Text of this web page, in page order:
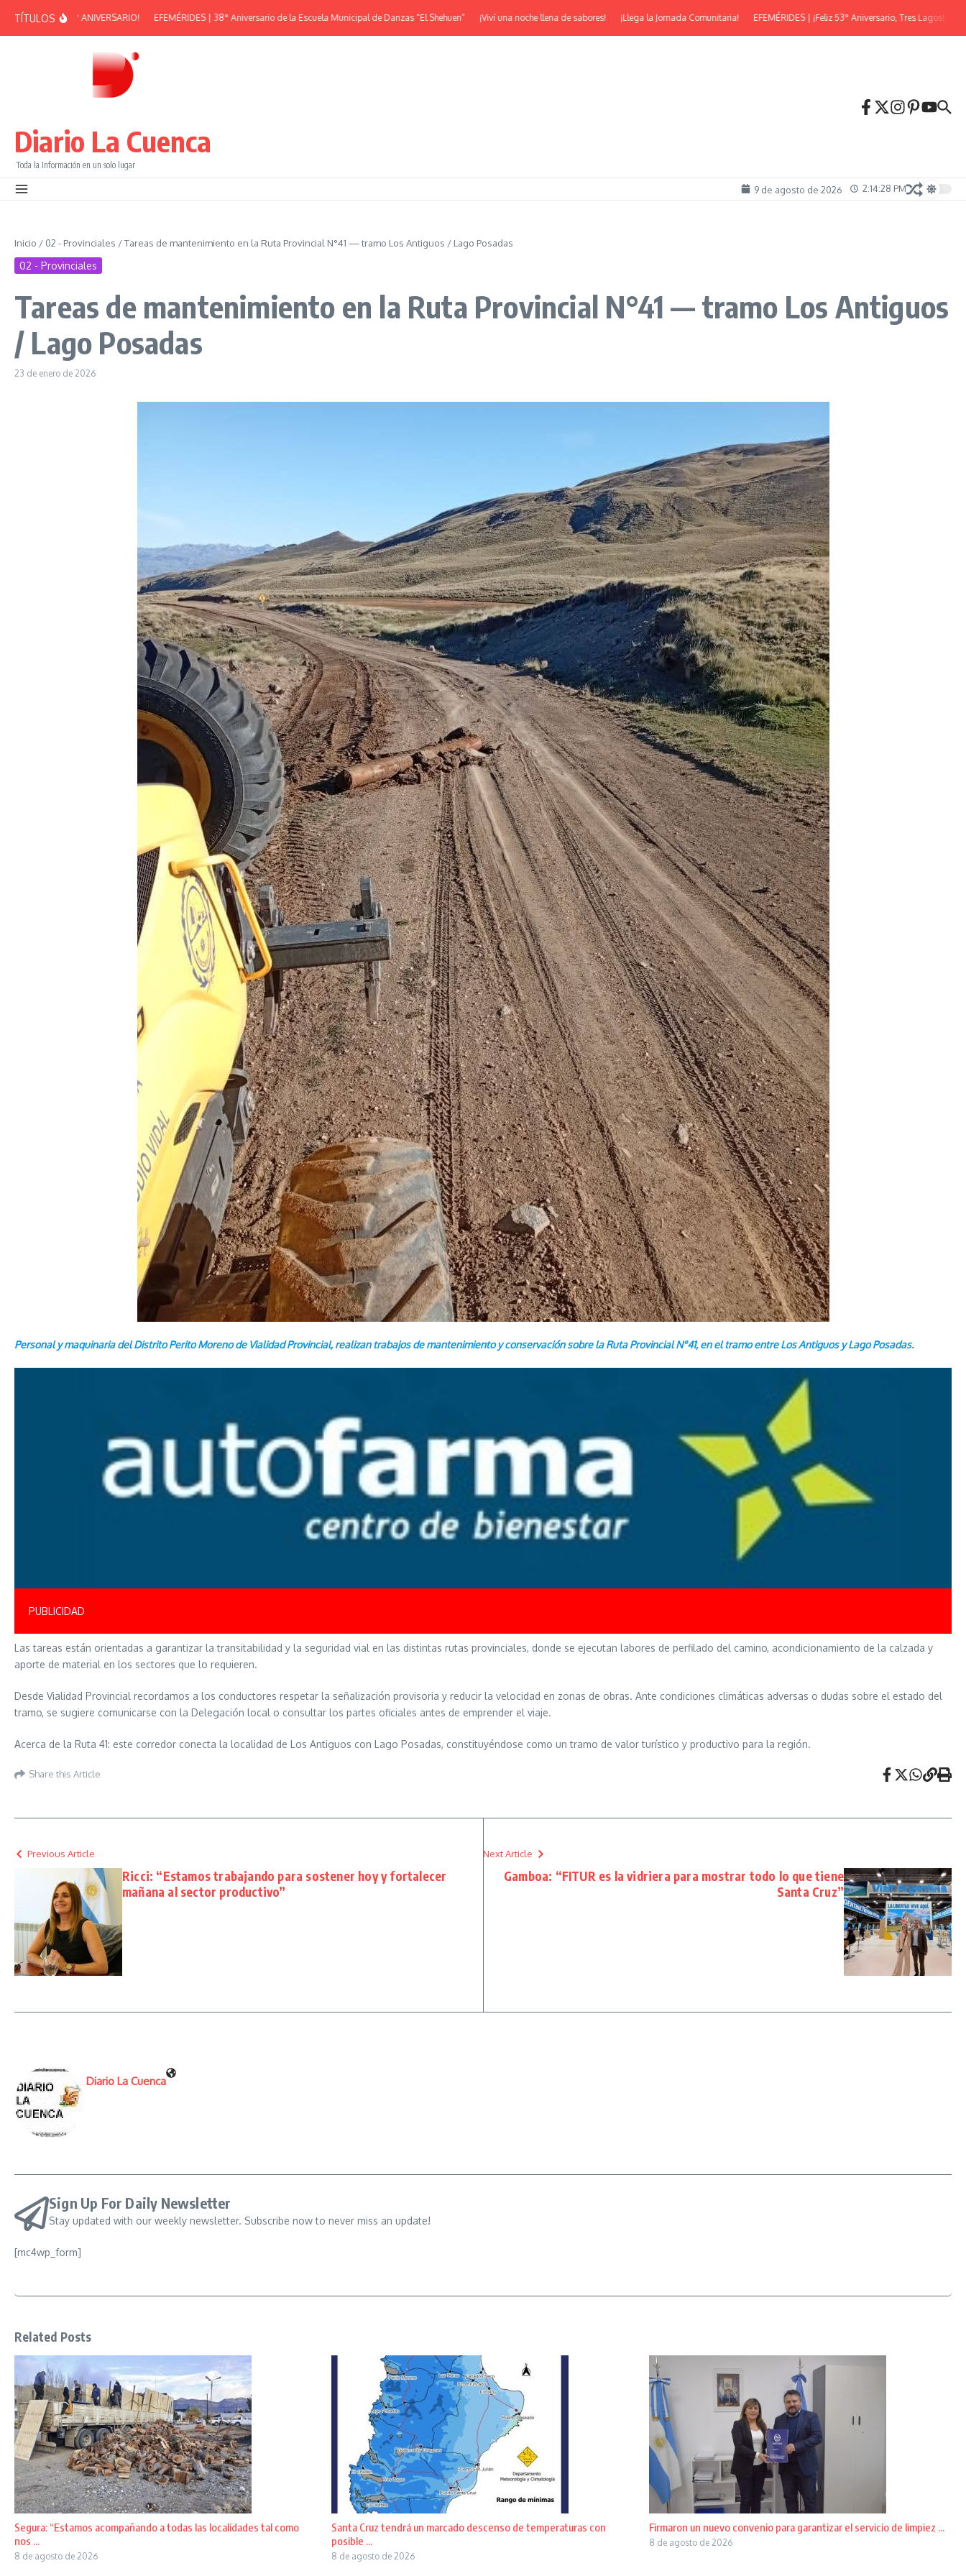
TÍTULOS
PEÑA – 38° ANIVERSARIO! EFEMÉRIDES | 38° Aniversario de la Escuela Municipal de Danzas “El Shehuen” ¡Viví una noche llena de sabores! ¡Llega la Jornada Comunitaria! EFEMÉRIDES | ¡Feliz 53° Aniversario, Tres Lagos! ¡Llega
Diario La Cuenca
Toda la Información en un solo lugar
9 de agosto de 2026 2:14:30 PM
Inicio / 02 - Provinciales /Tareas de mantenimiento en la Ruta Provincial N°41 — tramo Los Antiguos / Lago Posadas
02 - Provinciales
Tareas de mantenimiento en la Ruta Provincial N°41 — tramo Los Antiguos
/ Lago Posadas
23 de enero de 2026
Personal y maquinaria del Distrito Perito Moreno de Vialidad Provincial, realizan trabajos de mantenimiento y conservación sobre la Ruta Provincial N°41, en el tramo entre Los Antiguos y Lago Posadas.
PUBLICIDAD
Las tareas están orientadas a garantizar la transitabilidad y la seguridad vial en las distintas rutas provinciales, donde se ejecutan labores de perfilado del camino, acondicionamiento de la calzada y
aporte de material en los sectores que lo requieren.
Desde Vialidad Provincial recordamos a los conductores respetar la señalización provisoria y reducir la velocidad en zonas de obras. Ante condiciones climáticas adversas o dudas sobre el estado del
tramo, se sugiere comunicarse con la Delegación local o consultar los partes oficiales antes de emprender el viaje.
Acerca de la Ruta 41: este corredor conecta la localidad de Los Antiguos con Lago Posadas, constituyéndose como un tramo de valor turístico y productivo para la región.
Share this Article
Previous Article
Ricci: “Estamos trabajando para sostener hoy y fortalecer
mañana al sector productivo”
Next Article
Gamboa: “FITUR es la vidriera para mostrar todo lo que tiene
Santa Cruz”
Diario La Cuenca
Sign Up For Daily Newsletter
Stay updated with our weekly newsletter. Subscribe now to never miss an update!
[mc4wp_form]
Related Posts
Segura: “Estamos acompañando a todas las localidades tal como
nos ...
8 de agosto de 2026
Santa Cruz tendrá un marcado descenso de temperaturas con
posible ...
8 de agosto de 2026
Firmaron un nuevo convenio para garantizar el servicio de limpiez ...
8 de agosto de 2026